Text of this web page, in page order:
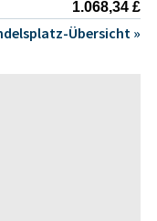
1.068,34 £
Übersicht »